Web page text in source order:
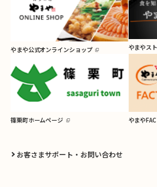
お客さまサポート・お問い合わせ
やまや公式オンラインショップ やまやス
篠栗町ホームページ やまや